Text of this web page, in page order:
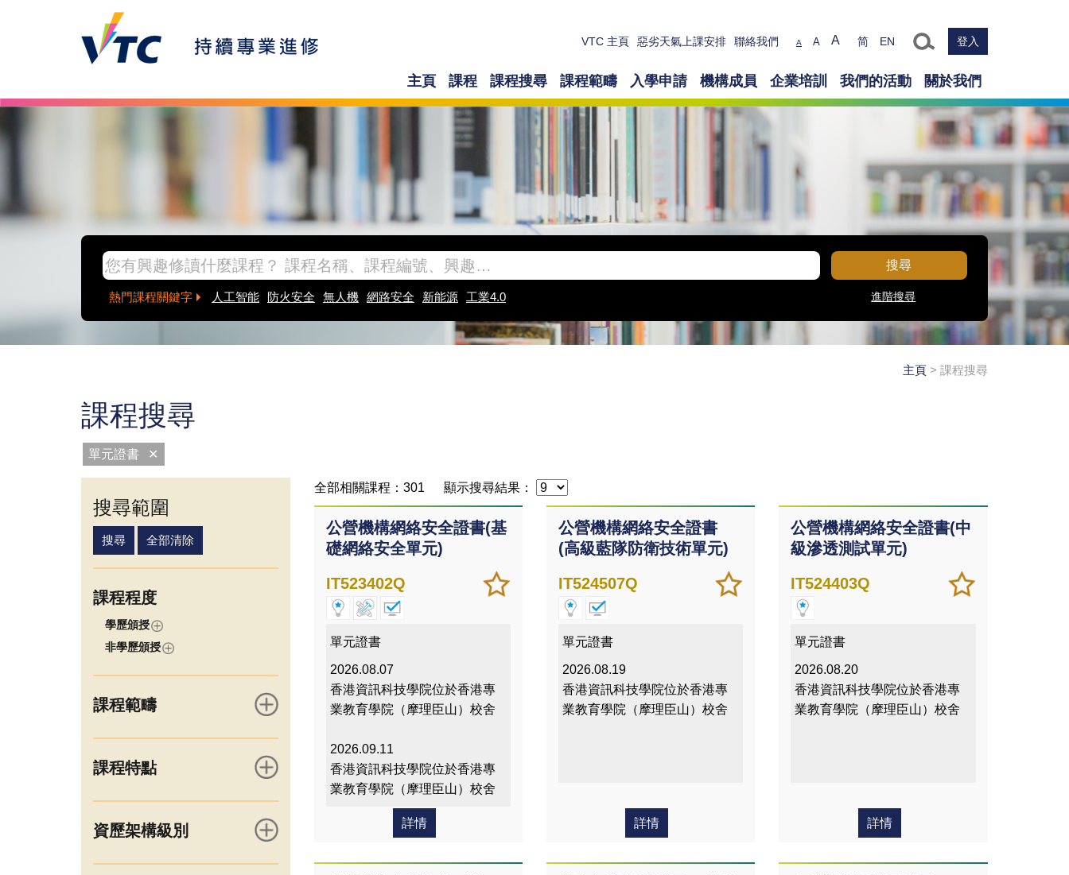
Skip to main content
VTC 主頁 惡劣天氣上課安排 聯絡我們
Text size
A A A 简 EN 登入
主頁 課程 課程搜尋 課程範疇 入學申請 機構成員 企業培訓 我們的活動 關於我們
搜尋
熱門課程關鍵字 人工智能 防火安全 無人機 網路安全 新能源 工業4.0 進階搜尋
主頁 > 課程搜尋
課程搜尋
單元證書 ✕
搜尋範圍
課程程度
學歷頒授
非學歷頒授
課程範疇
課程特點
資歷架構級別
全部相關課程：301 顯示搜尋結果：
公營機構網絡安全證書(基
礎網絡安全單元)
加
入/
課程
儲存
課程
IT523402Q
單元證書
2026.08.07
香港資訊科技學院位於香港專
業教育學院（摩理臣山）校舍
2026.09.11
香港資訊科技學院位於香港專
業教育學院（摩理臣山）校舍
詳情
公營機構網絡安全證書
(高級藍隊防衛技術單元)
加
入/
課程
儲存
課程
IT524507Q
單元證書
2026.08.19
香港資訊科技學院位於香港專
業教育學院（摩理臣山）校舍
詳情
公營機構網絡安全證書(中
級滲透測試單元)
加
入/
課程
儲存
課程
IT524403Q
單元證書
2026.08.20
香港資訊科技學院位於香港專
業教育學院（摩理臣山）校舍
詳情